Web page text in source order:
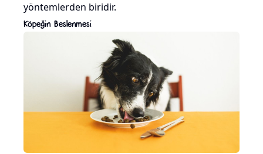
yöntemlerden biridir.
Köpeğin Beslenmesi